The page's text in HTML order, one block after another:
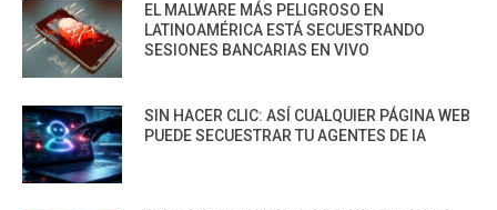
EL MALWARE MÁS PELIGROSO EN
LATINOAMÉRICA ESTÁ SECUESTRANDO
SESIONES BANCARIAS EN VIVO
SIN HACER CLIC: ASÍ CUALQUIER PÁGINA WEB
PUEDE SECUESTRAR TU AGENTES DE IA